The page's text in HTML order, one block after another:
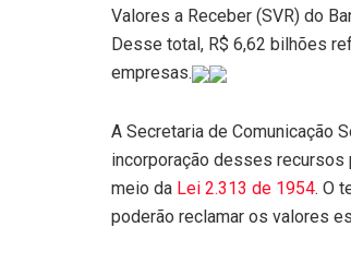
Valores a Receber (SVR) do
Desse total, R$ 6,62 bilhões
empresas.
A Secretaria de Comunicação
incorporação desses recursos
meio da Lei 2.313 de 1954. O
poderão reclamar os valores